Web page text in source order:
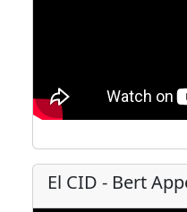
El CID - Bert